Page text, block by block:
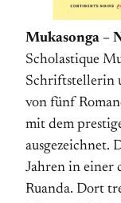
Mukasonga –
Scholastique
Schriftstellerin
von fünf
mit dem
ausgezeichnet.
Jahren in einer
Ruanda. Dort